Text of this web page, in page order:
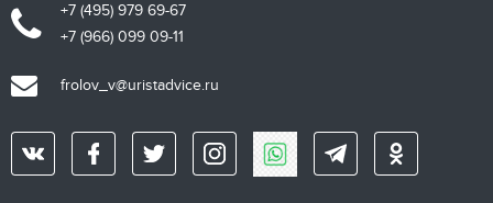
+7 (495) 979 69-67
+7 (966) 099 09-11
frolov_v@uristadvice.ru